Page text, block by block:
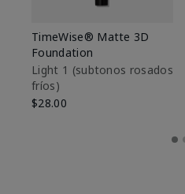
TimeWise® Matte 3D
Foundation
Light 1​ (subtonos rosados
fríos)
$28.00